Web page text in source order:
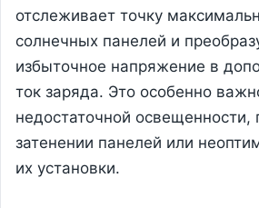
отслеживает точку
солнечных панелей и
избыточное напряжение в
ток заряда. Это особенно
недостаточной освещенности,
затенении панелей или
их установки.